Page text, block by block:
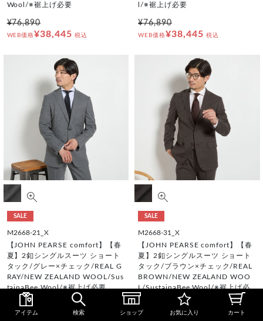
Wool/※裾上げ必要
¥76,890
WEB価格¥38,445 税込
l/※裾上げ必要
¥76,890
WEB価格¥38,445 税込
SALE
M2668-21_X
【JOHN PEARSE comfort】【春
夏】2釦シングルスーツ ショート
タック/グレー×チェック/REAL G
RAY/NEW ZEALAND WOOL/Sus
tainaBee Wool/※裾上げ必要
¥76,890
¥38,445
SALE
M2668-31_X
【JOHN PEARSE comfort】【春
夏】2釦シングルスーツ ショート
タック/ブラウン×チェック/REAL
BROWN/NEW ZEALAND WOO
L/SustainaBee Wool/※裾上げ必
要
¥76,890
アイテム 検索 ショップ お気に入り カート